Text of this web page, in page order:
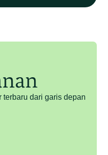
terbaru dari garis depan